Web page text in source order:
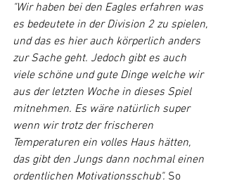
"Wir haben bei den Eagles erfahren was
es bedeutete in der Division 2 zu spielen,
und das es hier auch körperlich anders
zur Sache geht. Jedoch gibt es auch
viele schöne und gute Dinge welche wir
aus der letzten Woche in dieses Spiel
mitnehmen. Es wäre natürlich super
wenn wir trotz der frischeren
Temperaturen ein volles Haus hätten,
das gibt den Jungs dann nochmal einen
ordentlichen Motivationsschub". So